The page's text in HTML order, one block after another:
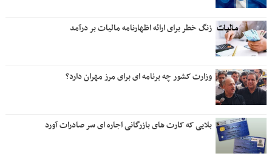
زنگ خطر برای ارائه اظهارنامه مالیات بر درآمد
وزارت کشور چه برنامه ای برای مرز مهران دارد؟
بلایی که کارت های بازرگانی اجاره ای سر صادرات آورد